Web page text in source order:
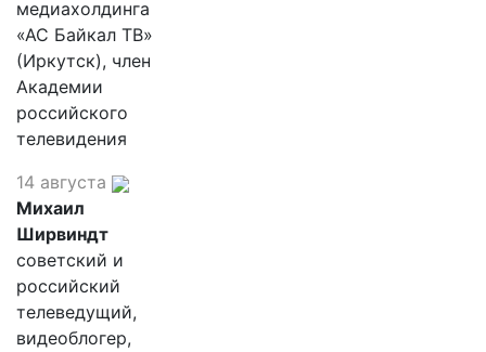
медиахолдинга
«АС Байкал ТВ»
(Иркутск), член
Академии
российского
телевидения
14 августа
Михаил
Ширвиндт
советский и
российский
телеведущий,
видеоблогер,